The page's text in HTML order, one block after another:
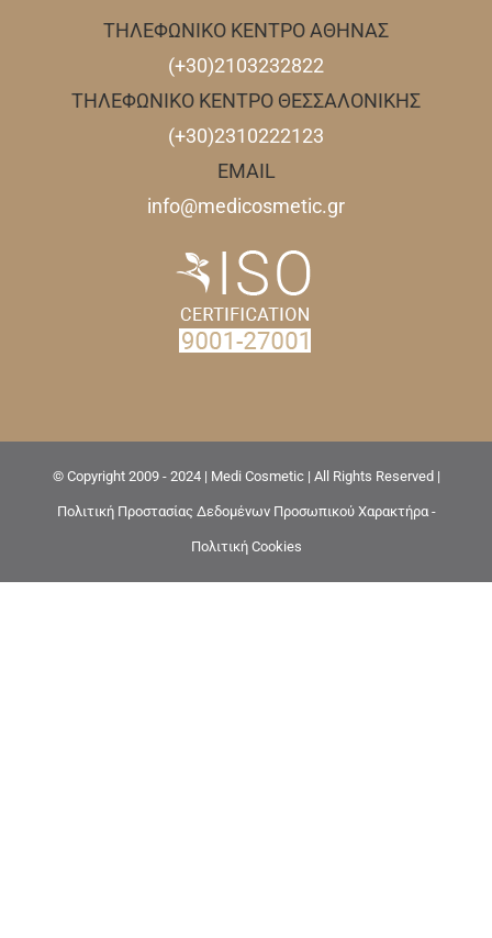
ΤΗΛΕΦΩΝΙΚΟ ΚΕΝΤΡΟ ΑΘΗΝΑΣ
(+30)2103232822
ΤΗΛΕΦΩΝΙΚΟ ΚΕΝΤΡΟ ΘΕΣΣΑΛΟΝΙΚΗΣ
(+30)2310222123
EMAIL
info@medicosmetic.gr
© Copyright 2009 - 2024 | Medi Cosmetic | All Rights Reserved |
Πολιτική Προστασίας Δεδομένων Προσωπικού Χαρακτήρα -
Πολιτική Cookies